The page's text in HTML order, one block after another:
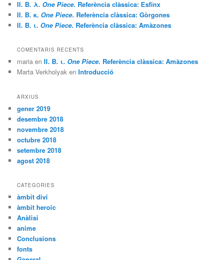
II. B. λ. One Piece. Referència clàssica: Esfinx
II. B. κ. One Piece. Referència clàssica: Gòrgones
II. B. ι. One Piece. Referència clàssica: Amàzones
COMENTARIS RECENTS
maria enII. B. ι. One Piece. Referència clàssica: Amàzones
Marta Verkholyak enIntroducció
ARXIUS
gener 2019
desembre 2018
novembre 2018
octubre 2018
setembre 2018
agost 2018
CATEGORIES
àmbit diví
àmbit heroic
Anàlisi
anime
Conclusions
fonts